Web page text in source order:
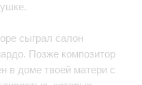
сыграл салон
Позже композитор
в доме твоей матери с